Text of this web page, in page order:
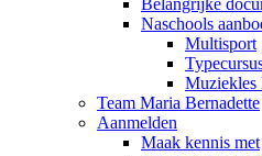
Belangrijke
Naschools
Multisport
Muziekles
Team Maria Bernadette
Aanmelden
Maak kennis met